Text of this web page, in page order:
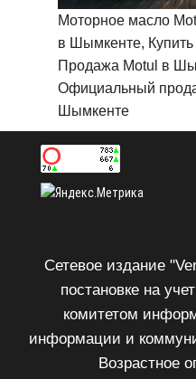
Моторное масло
в Шымкенте,
Продажа Motul в
Официальный
Шымкенте
Сетевое издание
постановке на
комитетом
информации и
Возрастное